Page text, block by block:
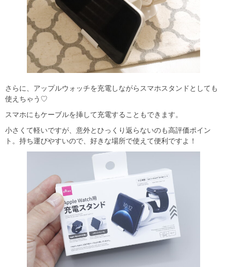
さらに、アップルウォッチを充電しながらスマホスタンドとしても
使えちゃう♡
スマホにもケーブルを挿して充電することもできます。
小さくて軽いですが、意外とひっくり返らないのも高評価ポイン
ト。持ち運びやすいので、好きな場所で使えて便利ですよ！